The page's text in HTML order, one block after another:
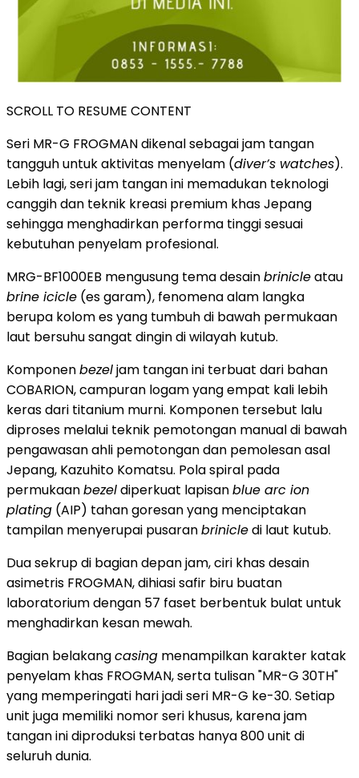
SCROLL TO RESUME CONTENT
Seri MR-G FROGMAN dikenal sebagai jam tangan
tangguh untuk aktivitas menyelam (diver’s watches).
Lebih lagi, seri jam tangan ini memadukan teknologi
canggih dan teknik kreasi premium khas Jepang
sehingga menghadirkan performa tinggi sesuai
kebutuhan penyelam profesional.
MRG-BF1000EB mengusung tema desainbrinicleatau
brine icicle (es garam), fenomena alam langka
berupa kolom es yang tumbuh di bawah permukaan
laut bersuhu sangat dingin di wilayah kutub.
Komponenbezeljam tangan ini terbuat dari bahan
COBARION, campuran logam yang empat kali lebih
keras dari titanium murni. Komponen tersebut lalu
diproses melalui teknik pemotongan manual di bawah
pengawasan ahli pemotongan dan pemolesan asal
Jepang, Kazuhito Komatsu. Pola spiral pada
permukaanbezeldiperkuat lapisanblue arc ion
plating (AIP) tahan goresan yang menciptakan
tampilan menyerupai pusaranbrinicledi laut kutub.
Dua sekrup di bagian depan jam, ciri khas desain
asimetris FROGMAN, dihiasi safir biru buatan
laboratorium dengan 57 faset berbentuk bulat untuk
menghadirkan kesan mewah.
Bagian belakangcasing menampilkan karakter katak
penyelam khas FROGMAN, serta tulisan "MR-G 30TH"
yang memperingati hari jadi seri MR-G ke-30. Setiap
unit juga memiliki nomor seri khusus, karena jam
tangan ini diproduksi terbatas hanya 800 unit di
seluruh dunia.